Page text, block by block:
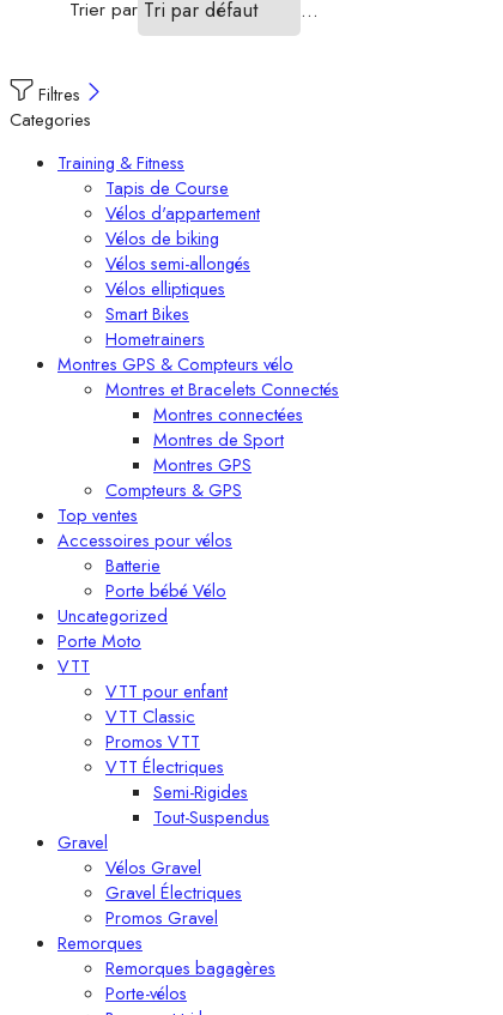
Trier par ...
Filtres
Categories
Training & Fitness
Tapis de Course
Vélos d'appartement
Vélos de biking
Vélos semi-allongés
Vélos elliptiques
Smart Bikes
Hometrainers
Montres GPS & Compteurs vélo
Montres et Bracelets Connectés
Montres connectées
Montres de Sport
Montres GPS
Compteurs & GPS
Top ventes
Accessoires pour vélos
Batterie
Porte bébé Vélo
Uncategorized
Porte Moto
VTT
VTT pour enfant​
VTT Classic
Promos VTT
VTT Électriques
Semi-Rigides
Tout-Suspendus
Gravel
Vélos Gravel
Gravel Électriques
Promos Gravel
Remorques
Remorques bagagères
Porte-vélos